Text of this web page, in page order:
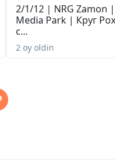
2/1/12 | NRG Zamon |
Media Park | Круг
с...
2 oy oldin